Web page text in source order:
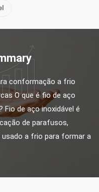
conformação a frio
O que é fio de aço
de aço inoxidável é
de parafusos,
a frio para formar a